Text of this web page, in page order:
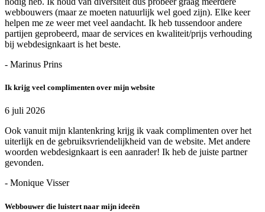
webbouwers (maar ze moeten natuurlijk wel goed zijn). Elke keer
helpen me ze weer met veel aandacht. Ik heb tussendoor andere
partijen geprobeerd, maar de services en kwaliteit/prijs verhouding
bij webdesignkaart is het beste.
- Marinus Prins
Ik krijg veel complimenten over mijn website
6 juli 2026
Ook vanuit mijn klantenkring krijg ik vaak complimenten over het
uiterlijk en de gebruiksvriendelijkheid van de website. Met andere
woorden webdesignkaart is een aanrader! Ik heb de juiste partner
gevonden.
- Monique Visser
Webbouwer die luistert naar mijn ideeën